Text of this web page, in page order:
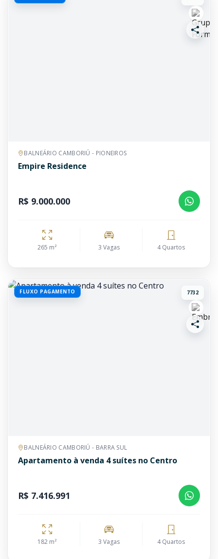
BALNEÁRIO CAMBORIÚ - PIONEIROS
Empire Residence
R$ 9.000.000
265 m² 3 Vagas 4 Quartos
FLUXO PAGAMENTO 7732
BALNEÁRIO CAMBORIÚ - BARRA SUL
Apartamento à venda 4 suítes no Centro
R$ 7.416.991
182 m² 3 Vagas 4 Quartos